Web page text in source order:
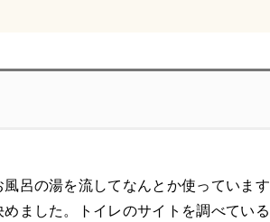
呂の湯を流してなんとか使っていま
ました。トイレのサイトを調べてい